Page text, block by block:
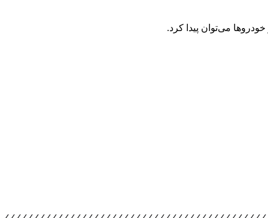
می‌توان پیدا کرد.